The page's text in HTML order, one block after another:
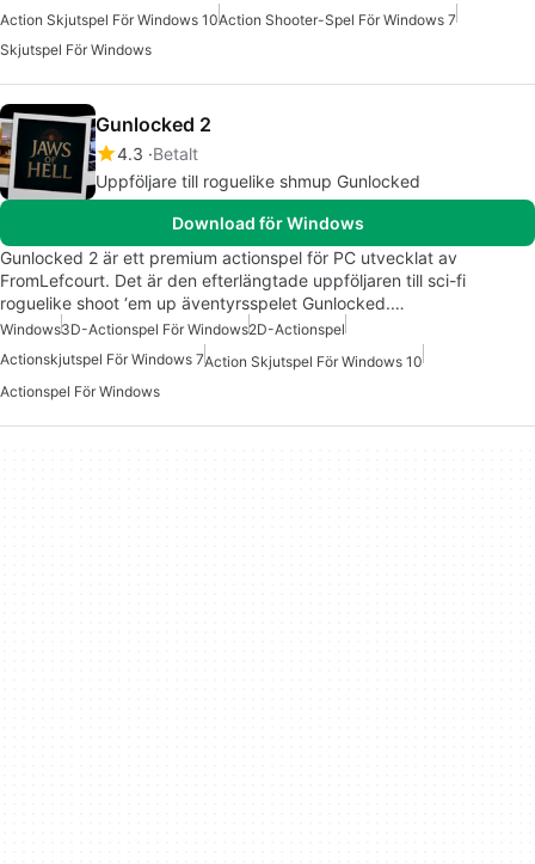
Action Skjutspel För Windows 10Action Shooter-Spel För Windows 7
Skjutspel För Windows
Gunlocked 2
4.3 Betalt
Uppföljare till roguelike shmup Gunlocked
Download för Windows
Gunlocked 2 är ett premium actionspel för PC utvecklat av
FromLefcourt. Det är den efterlängtade uppföljaren till sci-fi
roguelike shoot ‘em up äventyrsspelet Gunlocked.…
Windows3D-Actionspel För Windows2D-Actionspel
Actionskjutspel För Windows 7Action Skjutspel För Windows 10
Actionspel För Windows